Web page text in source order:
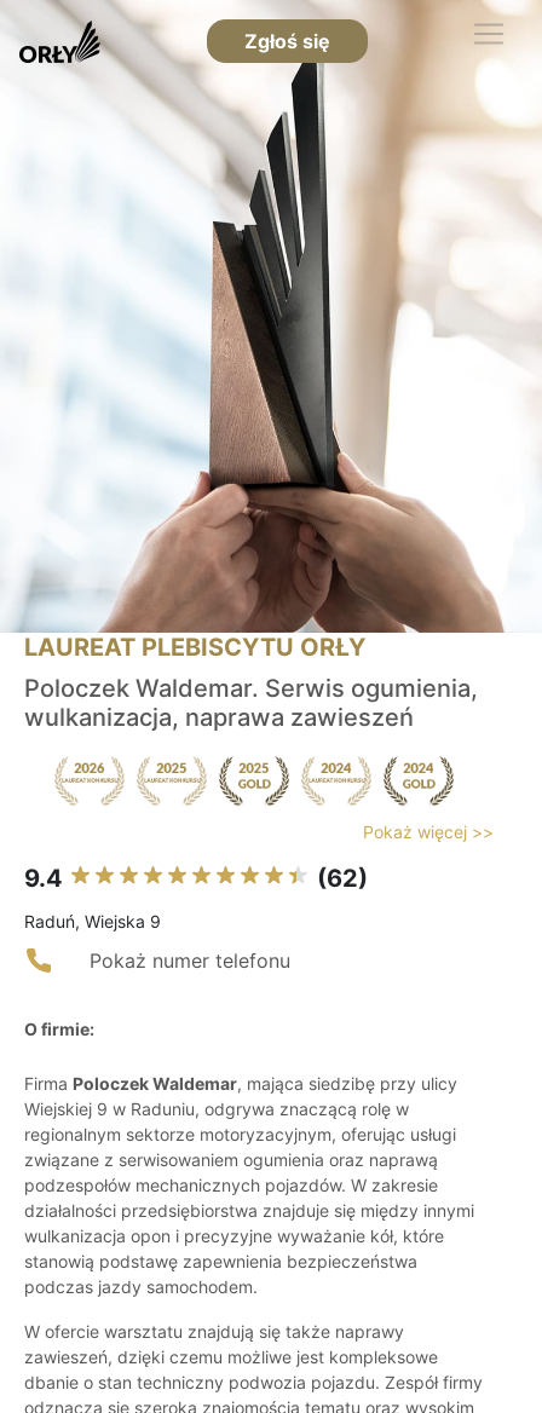
Zgłoś się
LAUREAT PLEBISCYTU ORŁY
Poloczek Waldemar. Serwis ogumienia,
wulkanizacja, naprawa zawieszeń
Pokaż więcej >>
9.4 (62)
Raduń, Wiejska 9
Pokaż numer telefonu
O firmie:
Firma Poloczek Waldemar, mająca siedzibę przy ulicy
Wiejskiej 9 w Raduniu, odgrywa znaczącą rolę w
regionalnym sektorze motoryzacyjnym, oferując usługi
związane z serwisowaniem ogumienia oraz naprawą
podzespołów mechanicznych pojazdów. W zakresie
działalności przedsiębiorstwa znajduje się między innymi
wulkanizacja opon i precyzyjne wyważanie kół, które
stanowią podstawę zapewnienia bezpieczeństwa
podczas jazdy samochodem.
W ofercie warsztatu znajdują się także naprawy
zawieszeń, dzięki czemu możliwe jest kompleksowe
dbanie o stan techniczny podwozia pojazdu. Zespół firmy
odznacza się szeroką znajomością tematu oraz wysokim